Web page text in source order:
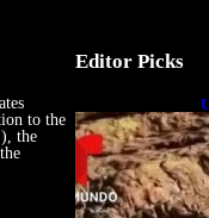
to the
the
Editor Picks